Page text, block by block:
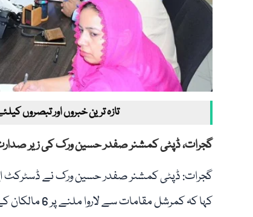
تازہ ترین خبروں اور تبصروں
گجرات، ڈپٹی کمشنر صفدر حسین ورک کی زیر
گجرات: ڈپٹی کمشنر صفدر حسین ورک نے
کہا کہ کمرشل